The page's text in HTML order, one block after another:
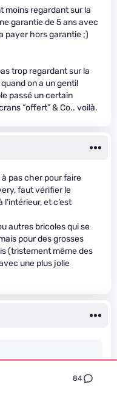
84
moins regardant sur la
garantie de 5 ans avec
payer hors garantie ;)
trop regardant sur la
on a un gentil
passé un certain
“offert” & Co.. voilà.
pas cher pour faire
faut vérifier le
et c’est
autres bricoles qui se
pour des grosses
(tristement même des
une plus jolie
démarrer, ça devrait